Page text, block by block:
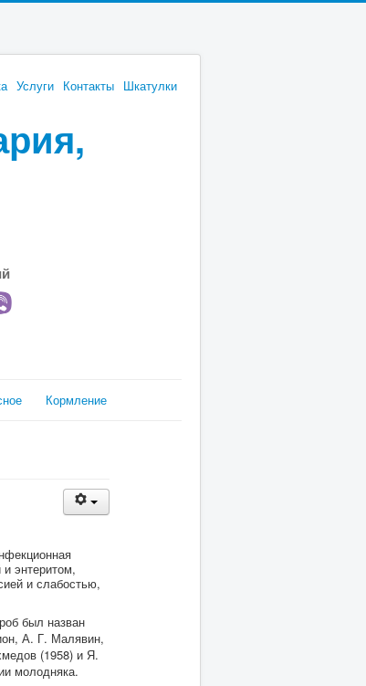
Услуги Контакты Шкатулки
Кормление
энтеритом,
и слабостью,
был назван
А. Г. Малявин,
(1958) и Я.
молодняка.